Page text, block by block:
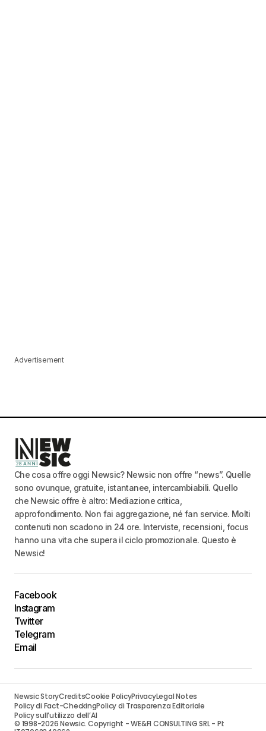
Advertisement
Che cosa offre oggi Newsic? Newsic non offre “news”. Quelle
sono ovunque, gratuite, istantanee, intercambiabili. Quello
che Newsic offre è altro: Mediazione critica,
approfondimento. Non fai aggregazione, né fan service. Molti
contenuti non scadono in 24 ore. Interviste, recensioni, focus
hanno una vita che supera il ciclo promozionale. Questo è
Newsic!
Facebook
Instagram
Twitter
Telegram
Email
Newsic StoryCreditsCookie PolicyPrivacyLegal Notes
Policy di Fact-CheckingPolicy di Trasparenza Editoriale
Policy sull’utilizzo dell’AI
© 1998-2026 Newsic. Copyright - WE&FI CONSULTING SRL - PI: